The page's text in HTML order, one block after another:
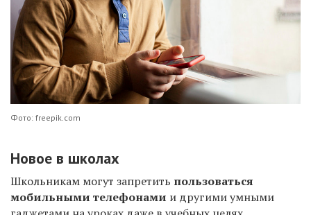
Фото: freepik.com
Новое в школах
Школьникам могут запретить пользоваться
мобильными телефонами и другими умными